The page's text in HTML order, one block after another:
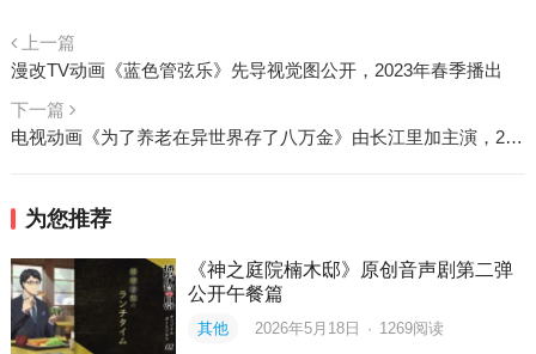
上一篇
漫改TV动画《蓝色管弦乐》先导视觉图公开，2023年春季播出
下一篇
电视动画《为了养老在异世界存了八万金》由长江里加主演，2023年1月开播
为您推荐
《神之庭院楠木邸》原创音声剧第二弹
公开午餐篇
其他 2026年5月18日 · 1269阅读